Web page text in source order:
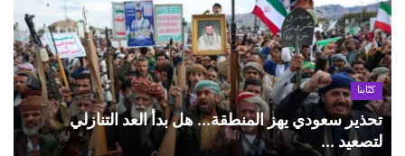
كتّابنا
تحذير سعودي يهز المنطقة... هل بدأ العد التنازلي
لتصعيد ...